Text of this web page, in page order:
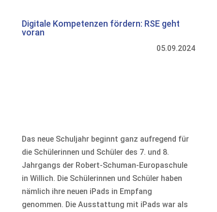
Digitale Kompetenzen fördern: RSE geht
voran
05.09.2024
Das neue Schuljahr beginnt ganz aufregend für
die Schülerinnen und Schüler des 7. und 8.
Jahrgangs der Robert-Schuman-Europaschule
in Willich. Die Schülerinnen und Schüler haben
nämlich ihre neuen iPads in Empfang
genommen. Die Ausstattung mit iPads war als